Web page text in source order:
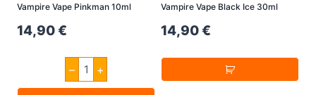
Vampire Vape Pinkman 10ml
14,90€
–
Vampire
Vape
Pinkman
+
Vampire Vape Black Ice 30ml
14,90€